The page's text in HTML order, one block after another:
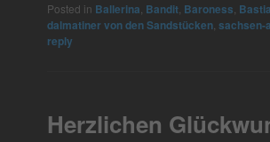
Posted in Ballerina Bandit Baroness
dalmatiner von den Sandstücken sachsen-
reply
Herzlichen